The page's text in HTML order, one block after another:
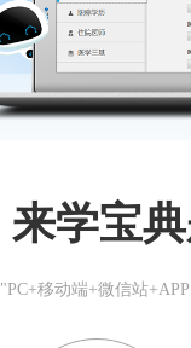
来学宝
"PC+移动端+微信站